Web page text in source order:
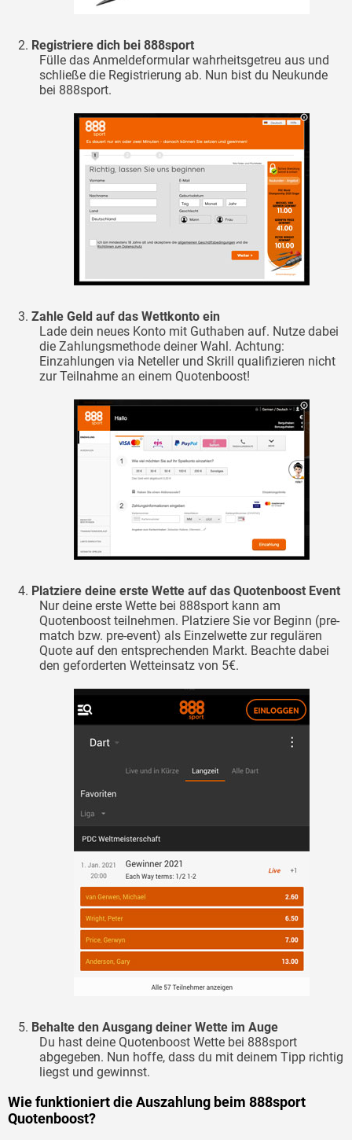
Registriere dich bei 888sport
Fülle das Anmeldeformular wahrheitsgetreu aus und
schließe die Registrierung ab. Nun bist du Neukunde
bei 888sport.
Zahle Geld auf das Wettkonto ein
Lade dein neues Konto mit Guthaben auf. Nutze dabei
die Zahlungsmethode deiner Wahl. Achtung:
Einzahlungen via Neteller und Skrill qualifizieren nicht
zur Teilnahme an einem Quotenboost!
Platziere deine erste Wette auf das Quotenboost Event
Nur deine erste Wette bei 888sport kann am
Quotenboost teilnehmen. Platziere Sie vor Beginn (pre-
match bzw. pre-event) als Einzelwette zur regulären
Quote auf den entsprechenden Markt. Beachte dabei
den geforderten Wetteinsatz von 5€.
Behalte den Ausgang deiner Wette im Auge
Du hast deine Quotenboost Wette bei 888sport
abgegeben. Nun hoffe, dass du mit deinem Tipp richtig
liegst und gewinnst.
Wie funktioniert die Auszahlung beim 888sport
Quotenboost?